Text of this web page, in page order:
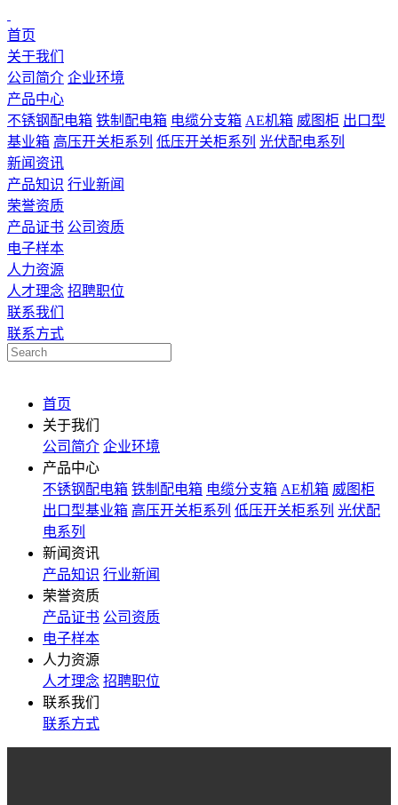
首页
关于我们
公司简介 企业环境
产品中心
不锈钢配电箱 铁制配电箱 电缆分支箱 AE机箱 威图柜 出口型
基业箱 高压开关柜系列 低压开关柜系列 光伏配电系列
新闻资讯
产品知识 行业新闻
荣誉资质
产品证书 公司资质
电子样本
人力资源
人才理念 招聘职位
联系我们
联系方式
首页
关于我们
公司简介 企业环境
产品中心
不锈钢配电箱 铁制配电箱 电缆分支箱 AE机箱 威图柜
出口型基业箱 高压开关柜系列 低压开关柜系列 光伏配
电系列
新闻资讯
产品知识 行业新闻
荣誉资质
产品证书 公司资质
电子样本
人力资源
人才理念 招聘职位
联系我们
联系方式